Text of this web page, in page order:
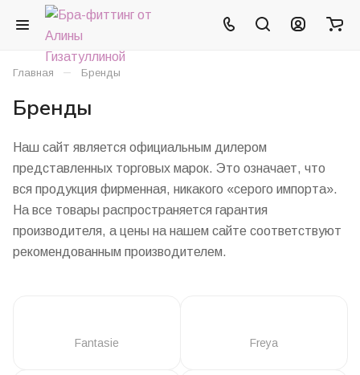
Главная – Бренды
Бренды
Наш сайт является официальным дилером
представленных торговых марок. Это означает, что
вся продукция фирменная, никакого «серого импорта».
На все товары распространяется гарантия
производителя, а цены на нашем сайте соответствуют
рекомендованным производителем.
Fantasie Freya